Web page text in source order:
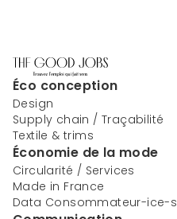
Éco conception
Design
Supply chain / Traçabilité
Textile & trims
Économie de la mode
Circularité / Services
Made in France
Data Consommateur-ice-s